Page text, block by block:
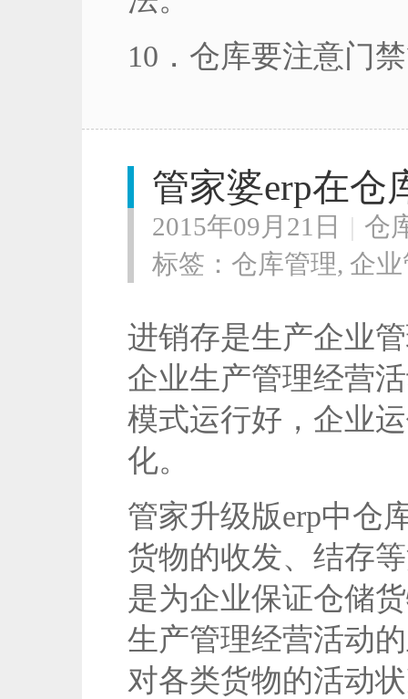
10．仓库要注意门
管家婆erp在仓
2015年09月21日 | 仓
标签： 仓库管理, 企
进销存是生产企业
企业生产管理经营
模式运行好，企业
化。
管家升级版erp中仓
货物的收发、结存
是为企业保证仓储
生产管理经营活动
对各类货物的活动